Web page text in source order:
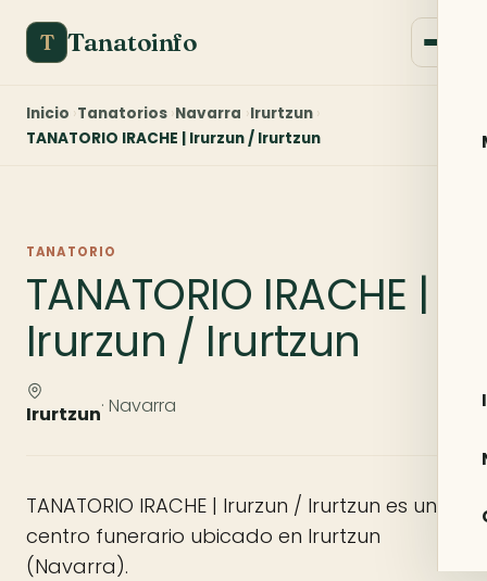
T Tanatoinfo
Inicio Tanatorios Navarra Irurtzun
TANATORIO IRACHE | Irurzun / Irurtzun
TANATORIO
TANATORIO IRACHE |
Irurzun / Irurtzun
Irurtzun· Navarra
TANATORIO IRACHE | Irurzun / Irurtzun es un
centro funerario ubicado en Irurtzun
(Navarra).